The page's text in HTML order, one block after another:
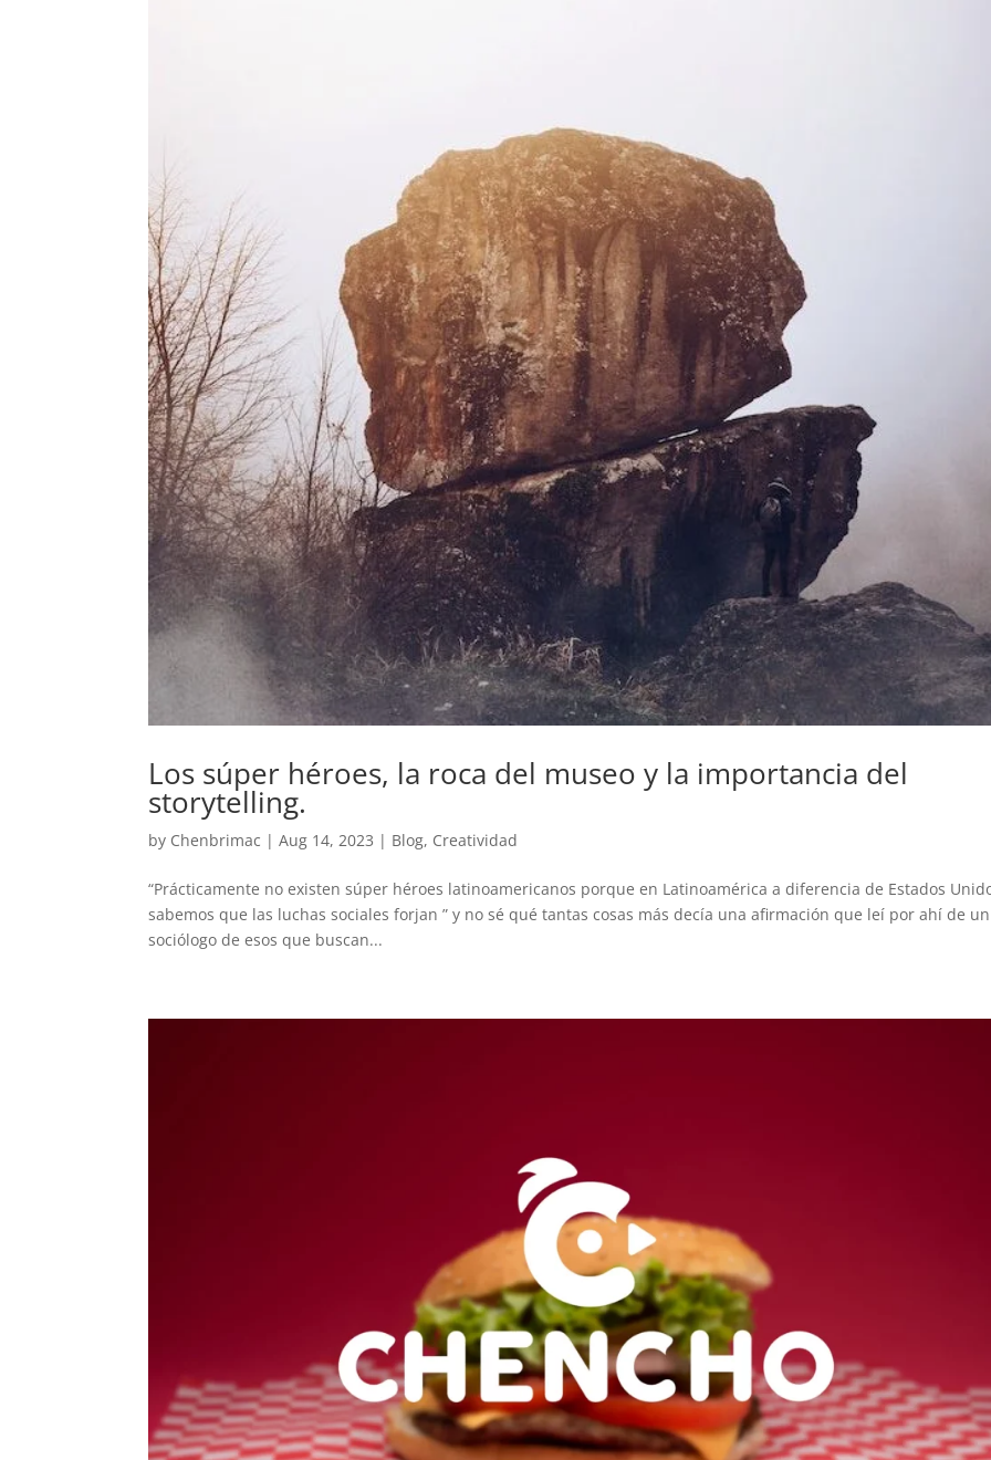
Los súper héroes, la roca del museo y la importancia del
storytelling.
by Chenbrimac |Aug 14, 2023 | Blog, Creatividad
“Prácticamente no existen súper héroes latinoamericanos porque en Latinoamérica a diferencia de Estados
sabemos que las luchas sociales forjan ” y no sé qué tantas cosas más decía una afirmación que leí por ahí de un
sociólogo de esos que buscan...